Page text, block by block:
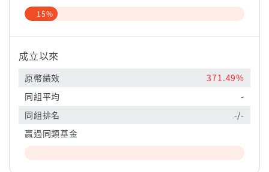
15%
成立以來
原幣績效
371.49%
同組平均
-
同組排名
-/-
贏過同類基金